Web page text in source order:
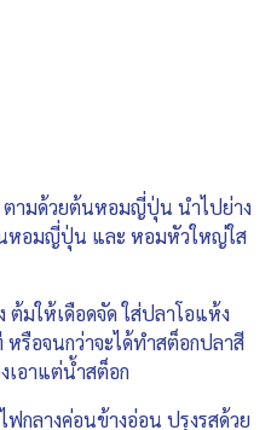
ตามด้วยต้นหอมญี่ปุ่น นำไปย่าง
หอมญี่ปุ่น และ หอมหัวใหญ่ใส
ต้มให้เดือดจัด ใส่ปลาโอแห้ง
รือจนกว่าจะได้ทำสต็อกปลาสี
เอาแต่น้ำสต็อก
กลางค่อนข้างอ่อน ปรุงรสด้วย